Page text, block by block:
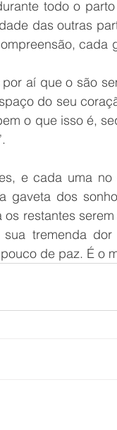
todo o
das outras
cada
aí que o são
do seu
o que isso é,
e cada uma
gaveta dos
restantes
tremenda
de paz. É o